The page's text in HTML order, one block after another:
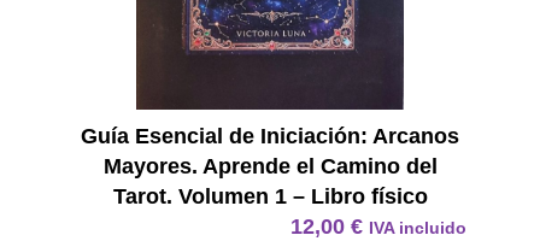
Guía Esencial de Iniciación: Arcanos
Mayores. Aprende el Camino del
Tarot. Volumen 1 – Libro físico
12,00 € IVA incluido